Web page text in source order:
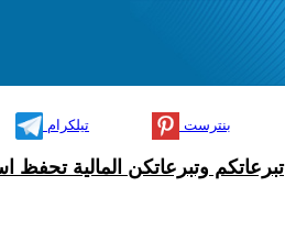
تيلكرام بنترست
تبرعاتكم وتبرعاتكن المالية تحفظ